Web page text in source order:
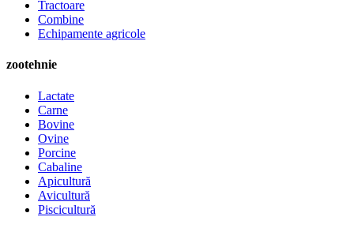
Tractoare
Combine
Echipamente agricole
zootehnie
Lactate
Carne
Bovine
Ovine
Porcine
Cabaline
Apicultură
Avicultură
Piscicultură